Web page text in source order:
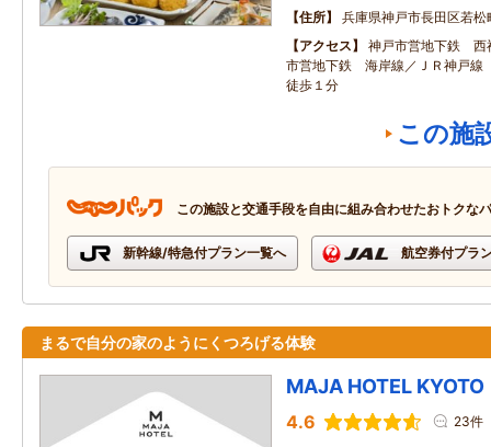
住所
兵庫県神戸市長田区若
アクセス
神戸市営地下鉄 西
市営地下鉄 海岸線／ＪＲ神戸線
徒歩１分
この施
この施設と交通手段を自由に組み合わせたおトクな
新幹線/特急付プラン一覧へ 航空券付プラ
まるで自分の家のようにくつろげる体験
MAJA HOTEL KYOTO
4.6 23件